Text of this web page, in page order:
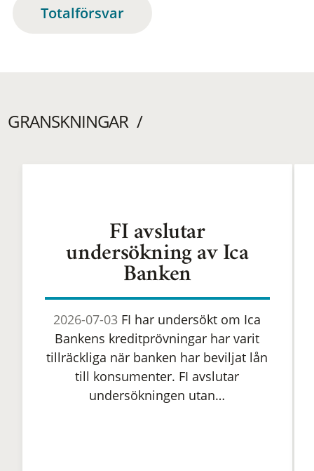
Totalförsvar
GRANSKNINGAR
FI avslutar
undersökning av Ica
Banken
2026-07-03 FI har undersökt om Ica
Bankens kreditprövningar har varit
tillräckliga när banken har beviljat lån
till konsumenter. FI avslutar
undersökningen utan…